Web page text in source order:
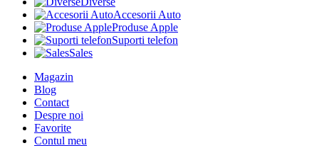
Accesorii Auto
Produse Apple
Suporti telefon
Sales
Magazin
Blog
Contact
Despre noi
Favorite
Contul meu